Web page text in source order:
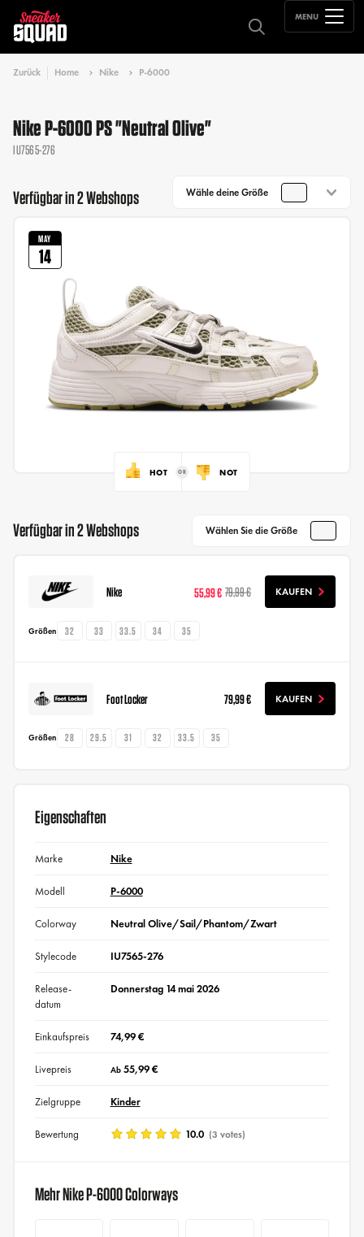
MENU
Zurück Home Nike P-6000
Nike P-6000 PS "Neutral Olive"
IU7565-276
Verfügbar in 2 Webshops Wähle deine Größe
MAY
14
HOT NOT
Verfügbar in 2 Webshops Wählen Sie die Größe
Nike 55,99 € 79,99 € KAUFEN
Größen 32 33 33.5 34 35
Foot Locker 79,99 € KAUFEN
Größen 28 29.5 31 32 33.5 35
Eigenschaften
Marke Nike
Modell P-6000
Colorway Neutral Olive/Sail/Phantom/Zwart
Stylecode IU7565-276
Release-
datum
Donnerstag 14 mai 2026
Einkaufspreis 74,99 €
Livepreis Ab55,99 €
Zielgruppe Kinder
Bewertung 10.0 (3 votes)
Mehr Nike P-6000 Colorways